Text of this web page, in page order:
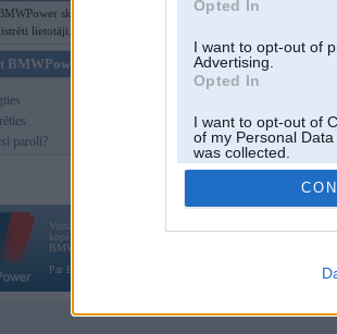
Opted In
I want to opt-out of
Advertising.
Opted In
I want to opt-out of
of my Personal
was collected.
Opted Out
skatās 99 viesi
lietotāji.
BMWPower
paroli?
Vortāls BMWPower.lv darbojas
kopš 2002. gada 14. maija. Tas nav auto klubs un nav saistīts ar
BMW AG.
Par BMWPower